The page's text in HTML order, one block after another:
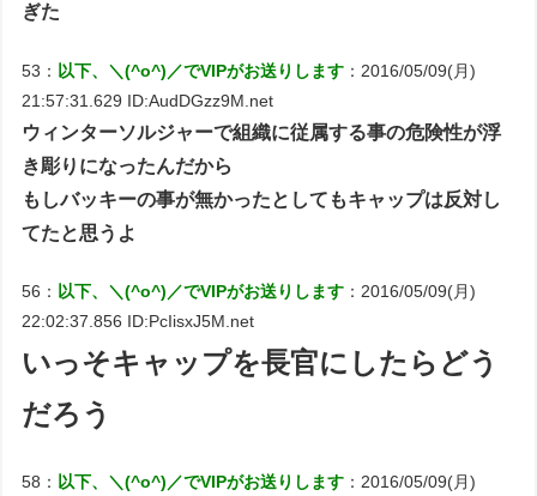
ぎた
53： 以下、＼(^o^)／でVIPがお送りします ：2016/05/09(月)
21:57:31.629 ID:AudDGzz9M.net
ウィンターソルジャーで組織に従属する事の危険性が浮
き彫りになったんだから
もしバッキーの事が無かったとしてもキャップは反対し
てたと思うよ
56： 以下、＼(^o^)／でVIPがお送りします ：2016/05/09(月)
22:02:37.856 ID:PcIisxJ5M.net
いっそキャップを長官にしたらどう
だろう
58： 以下、＼(^o^)／でVIPがお送りします ：2016/05/09(月)